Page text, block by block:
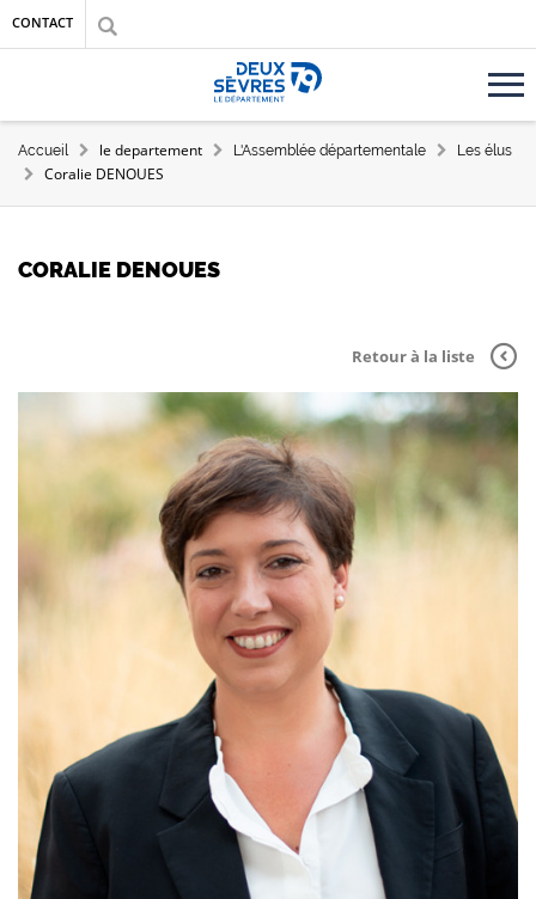
Aller au contenu principal
Aller au menu
Aller à la recherche
CONTACT
Accueil département des Deux-Sèvres
FIL D'ARIANE
Accueil le departement L'Assemblée départementale Les élus
Coralie DENOUES
CORALIE DENOUES
Retour à la liste